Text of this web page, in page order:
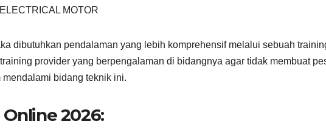
MOTOR
dibutuhkan pendalaman yang lebih komprehensif melalui sebuah
provider yang berpengalaman di bidangnya agar tidak membuat
bidang teknik ini.
2026: